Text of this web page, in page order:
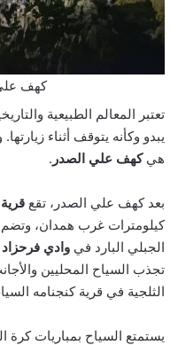
كهف
تعتبر المعالم الطبيعية
يبدو وكأنه يتوقف أثناء
هيكهف علي الصدر .
بعد كهف علي الصدر، تقع
كيلومترات غرب همدان، وتضم
الجبلي البارد في وادي فرحزاد
تجذب السياح المحليين
الثلجية في قرية كنجنامه
يستمتع السياح بمباريات كرة